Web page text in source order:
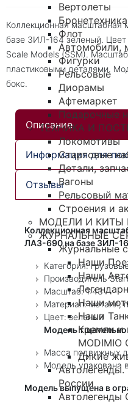
Вертолеты
Бронетехника
Флот
Автомобили,
Фигурки
Рельсовые
Диорамы
Афтемаркет
Подарочные
ТЕХНИКА И
Локомотивы
Стартовые
Детали,
Вагоны
Рельсовый
Строения и
МОДЕЛИ И КИТЫ
ЖУРНАЛЬНЫЕ
Журнальные
Наши
Наши
Наши
Наши
Кремли и
MODIMIO
Дикие
России
Автолегенды
Коллекционная
базе ЗИЛ-164 зеленый.
Scale Models (SSM).
пластиковыми деталями.
бокс.
Описание
Информация для
Отзывы
Коллекционная
ЛАЗ-690 на базе ЗИЛ-
Категория:
Производитель
Масштаб: 1:43
Материал: металл,
Цвет: зеленый
Модель тщательно
Масса подвижных
Модель упакована
Модель выпущена в